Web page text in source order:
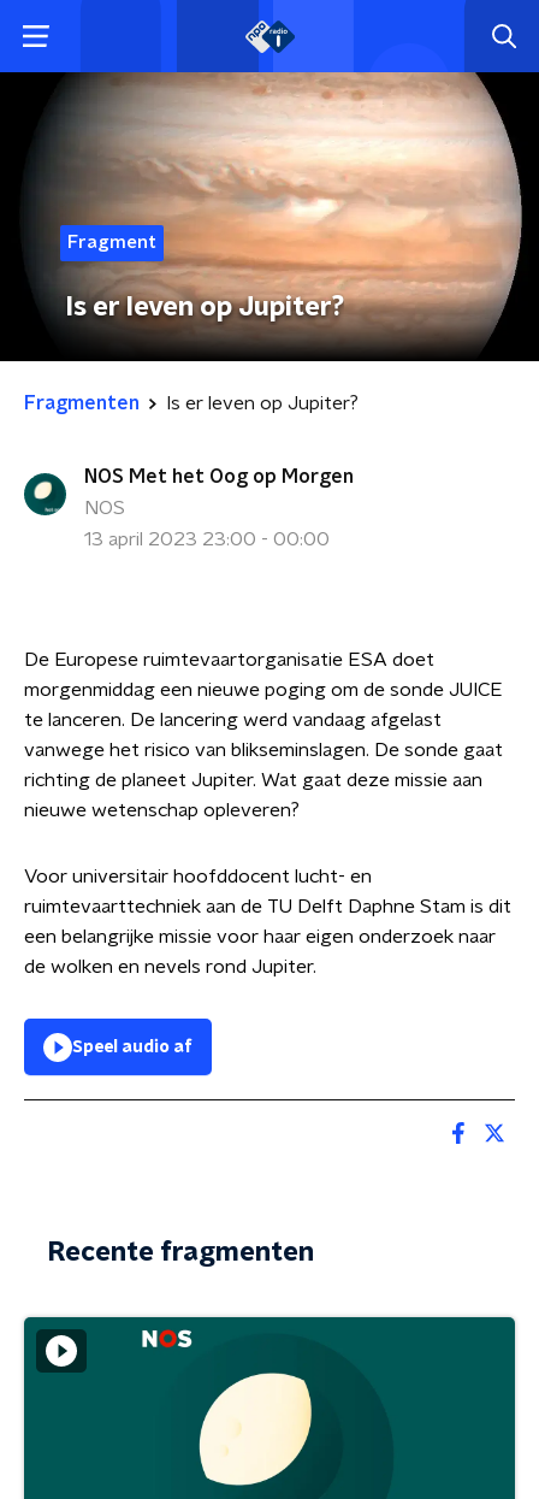
Fragment
Is er leven op Jupiter?
Fragmenten Is er leven op Jupiter?
NOS Met het Oog op Morgen
NOS
13 april 2023 23:00 - 00:00
De Europese ruimtevaartorganisatie ESA doet
morgenmiddag een nieuwe poging om de sonde JUICE
te lanceren. De lancering werd vandaag afgelast
vanwege het risico van blikseminslagen. De sonde gaat
richting de planeet Jupiter. Wat gaat deze missie aan
nieuwe wetenschap opleveren?
Voor universitair hoofddocent lucht- en
ruimtevaarttechniek aan de TU Delft Daphne Stam is dit
een belangrijke missie voor haar eigen onderzoek naar
de wolken en nevels rond Jupiter.
Speel audio af
Recente fragmenten